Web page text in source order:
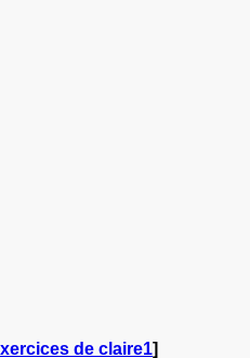
de claire1]